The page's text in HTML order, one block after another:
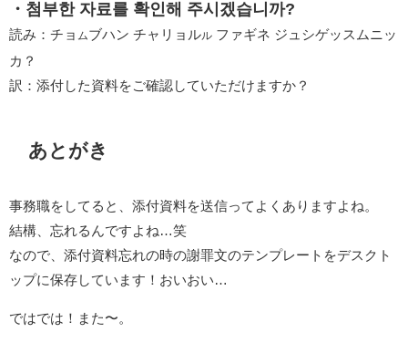
・첨부한 자료를 확인해 주시겠습니까?
読み：チョ ムブハン チャリョルル ファギネ ジュシゲッスムニッ
カ？
訳：添付した資料をご確認していただけますか？
あとがき
事務職をしてると、添付資料を送信ってよくありますよね。
結構、忘れるんですよね…笑
なので、添付資料忘れの時の謝罪文のテンプレートをデスクト
ップに保存しています！おいおい…
ではでは！また〜。